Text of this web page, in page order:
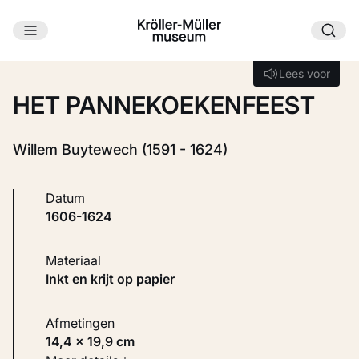
Ga naar hoofdinhoud
Lees voor
Lees voor
HET PANNEKOEKENFEEST
Willem Buytewech (1591 - 1624)
Datum
1606-1624
Materiaal
Inkt en krijt op papier
Afmetingen
14,4 × 19,9 cm